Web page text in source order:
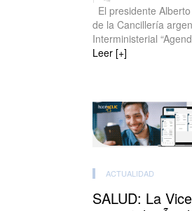
El presidente
de la Cancillería
Interministerial
Leer [+]
ACTUALIDAD
SALUD: La